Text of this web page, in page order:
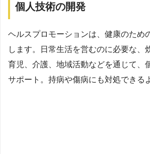
個人技術の開発
ヘルスプロモーションは、健康のため
します。日常生活を営むのに必要な、
育児、介護、地域活動などを通じて、
サポート。持病や傷病にも対処できる